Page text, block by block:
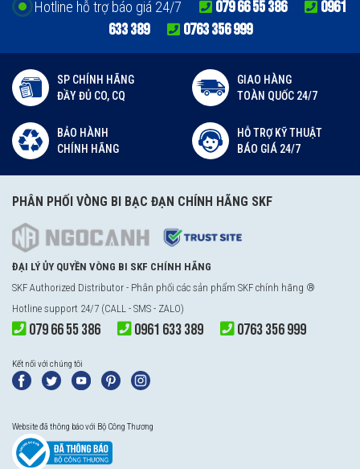
Hotline hỗ trợ báo giá 24/7 079 66 55 386
0961
633 389
0763 356 999
SP CHÍNH HÃNG
ĐẦY ĐỦ CO, CQ
GIAO HÀNG
TOÀN QUỐC 24/7
BẢO HÀNH
CHÍNH HÃNG
HỖ TRỢ KỸ THUẬT
BÁO GIÁ 24/7
PHÂN PHỐI VÒNG BI BẠC ĐẠN CHÍNH HÃNG SKF
ĐẠI LÝ ỦY QUYỀN VÒNG BI SKF CHÍNH HÃNG
SKF Authorized Distributor - Phân phối các sản phẩm SKF chính hãng ®
Hotline support 24/7 (CALL - SMS - ZALO)
079 66 55 386 0961 633 389 0763 356 999
Kết nối với chúng tôi
Website đã thông báo với Bộ Công Thương